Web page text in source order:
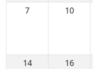
7
10
14
16